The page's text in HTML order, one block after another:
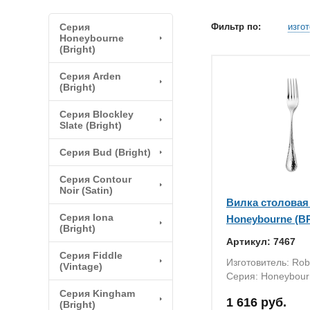
Серия
Honeybourne
(Bright)
Серия Arden
(Bright)
Серия Blockley
Slate (Bright)
Серия Bud (Bright)
Серия Contour
Noir (Satin)
Серия Iona
(Bright)
Серия Fiddle
(Vintage)
Серия Kingham
(Bright)
Фильтр по:
Вилка
Honeybourne
Артикул: 7467
Изготовитель:
Серия:
1 616 руб.